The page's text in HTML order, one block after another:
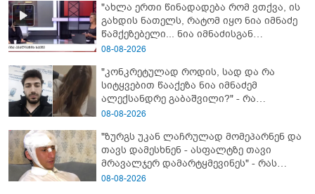
"ახლა ერთი წინადადება რომ ვთქვა, ის
გახდის ნათელს, რატომ იყო ნია იმნაძე
წამქეზებელი... ნია იმნაძისგან
გამოსული ინფორმაციაა ეს" - რას
08-08-2026
"კონკრეტულად როდის, სად და რა
სიტყვებით წააქეზა ნია იმნაძემ
ალექსანდრე გაბაშვილი?" - რა
მიმართვას ავრცელებს ნია იმნაძის
08-08-2026
"ზურგს უკან ლაჩრულად მომეპარნენ და
თავს დამესხნენ - ასფალტზე თავი
მრავალჯერ დამარტყმევინეს" - რას
ჰყვება კურიერი, რომელსაც
08-08-2026